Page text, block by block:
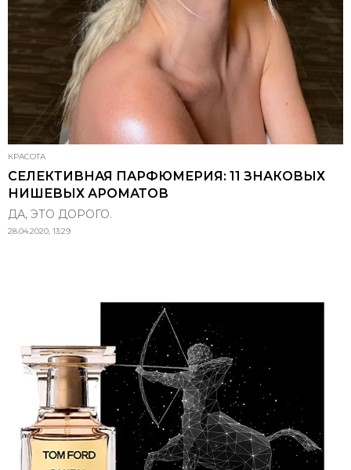
КРАСОТА
СЕЛЕКТИВНАЯ ПАРФЮМЕРИЯ: 11 ЗНАКОВЫХ
НИШЕВЫХ АРОМАТОВ
ДА, ЭТО ДОРОГО.
28.04.2020, 13:29